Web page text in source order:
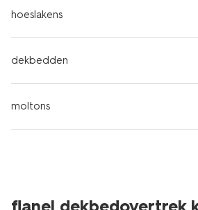
hoeslakens
dekbedden
moltons